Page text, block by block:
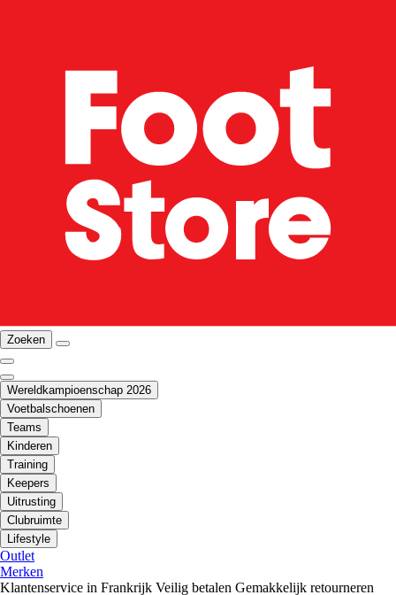
Zoeken
Wereldkampioenschap 2026
Voetbalschoenen
Teams
Kinderen
Training
Keepers
Uitrusting
Clubruimte
Lifestyle
Outlet
Merken
Klantenservice in Frankrijk Veilig betalen Gemakkelijk retourneren